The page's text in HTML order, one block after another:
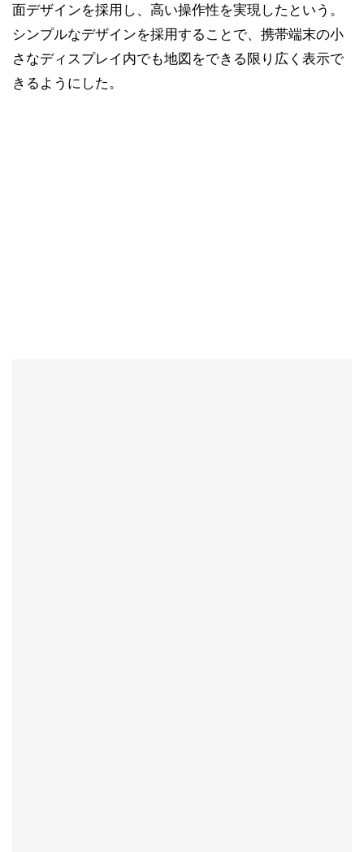
面デザインを採用し、高い操作性を実現したという。
シンプルなデザインを採用することで、携帯端末の小
さなディスプレイ内でも地図をできる限り広く表示で
きるようにした。